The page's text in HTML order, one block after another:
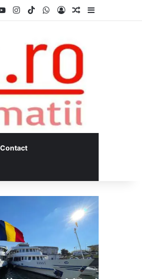
YouTubeInstagram
TikTokWhatsApp
Log InRandom Article
Contact